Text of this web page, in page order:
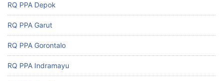
RQ PPA Depok
RQ PPA Garut
RQ PPA Gorontalo
RQ PPA Indramayu